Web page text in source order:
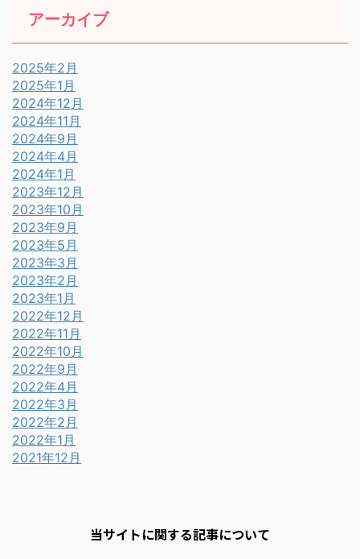
アーカイブ
2025年2月
2025年1月
2024年12月
2024年11月
2024年9月
2024年4月
2024年1月
2023年12月
2023年10月
2023年9月
2023年5月
2023年3月
2023年2月
2023年1月
2022年12月
2022年11月
2022年10月
2022年9月
2022年4月
2022年3月
2022年2月
2022年1月
2021年12月
当サイトに関する記事について